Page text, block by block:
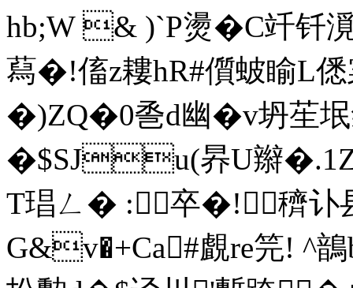
hb;W & )`P燙�C竏
蕮�!傗z耬hR#儨蚾睮L
�)ZQ�0巹d幽�v坍苼垊
�$SJu(昦U辮
T琩ㄥ� :卒�!穧讣
G&v�+Ca#覰re笎! ^